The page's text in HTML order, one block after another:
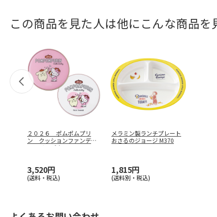
この商品を見た人は他にこんな商品を
２０２６ ポムポムプリ
ン クッションファンデ＆
フェイスパウ
3,520円
(送料・税込)
メラミン製ランチプレート
おさるのジョージ M370
1,815円
(送料別・税込)